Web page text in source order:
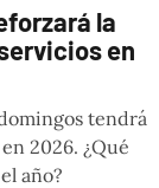
la
en
tendrá
2026. ¿Qué
año?